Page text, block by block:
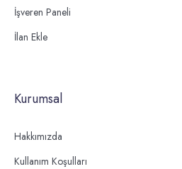
İşveren Paneli
İlan Ekle
Kurumsal
Hakkımızda
Kullanım Koşulları